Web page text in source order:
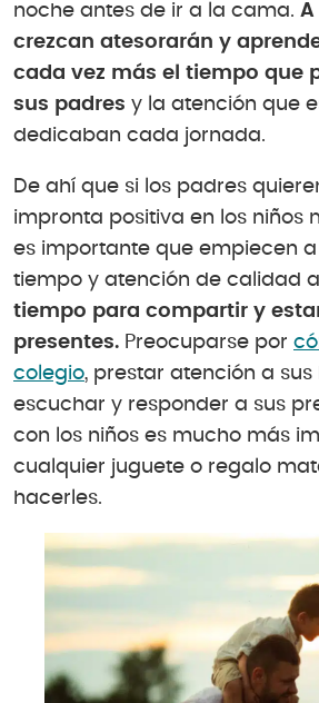
noche antes de ir a la cama. A
crezcan atesorarán y
cada vez más el tiempo que
sus padres y la atención que
dedicaban cada jornada.
De ahí que si los padres
impronta positiva en los niños
es importante que empiecen
tiempo y atención de calidad a
tiempo para compartir y
presentes. Preocuparse por
colegio, prestar atención a sus
escuchar y responder a sus
con los niños es mucho más
cualquier juguete o regalo
hacerles.